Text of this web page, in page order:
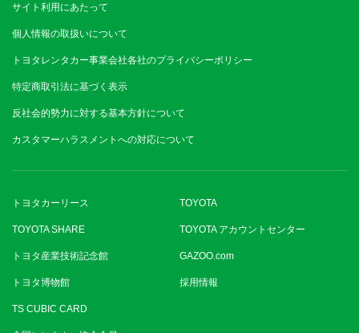
サイト利用にあたって
個人情報の取扱いについて
トヨタレンタカー事業会社各社のプライバシーポリシー
特定商取引法に基づく表示
反社会的勢力に対する基本方針について
カスタマーハラスメントへの対応について
トヨタカーリース TOYOTA
TOYOTA SHARE TOYOTA アカウントセンター
トヨタ産業技術記念館 GAZOO.com
トヨタ博物館 採用情報
TS CUBIC CARD